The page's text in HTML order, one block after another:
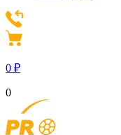
0 ₽
0